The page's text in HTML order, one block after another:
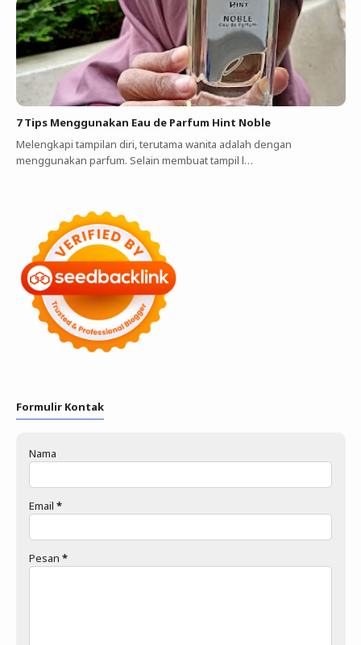
7 Tips Menggunakan Eau de Parfum Hint Noble
Melengkapi tampilan diri, terutama wanita adalah dengan
menggunakan parfum. Selain membuat tampil l…
Formulir Kontak
Nama
Email *
Pesan *